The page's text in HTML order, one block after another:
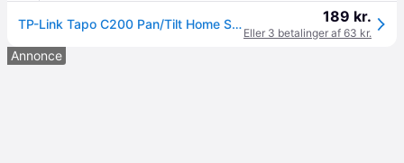
TP-Link Tapo C200 Pan/Tilt Home Security Wi-Fi Camera 189 kr.
Eller 3 betalinger af 63 kr.
Annonce